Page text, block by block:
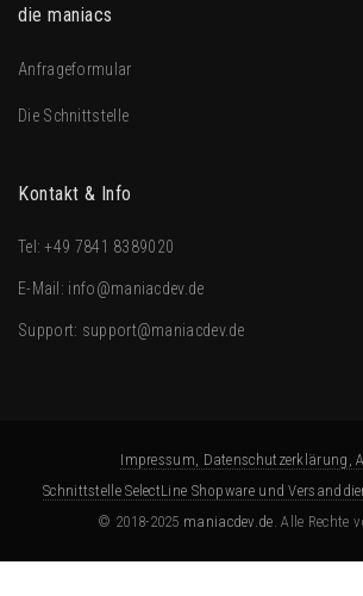
die maniacs
Anfrageformular
Die Schnittstelle
Kontakt & Info
Tel:+49 7841 8389020
E-Mail: info@maniacdev.de
Support: support@maniacdev.de
Impressum, Datenschutzerklärung,
Schnittstelle SelectLine Shopware und
© 2018-2025 maniacdev.de. Alle Rechte